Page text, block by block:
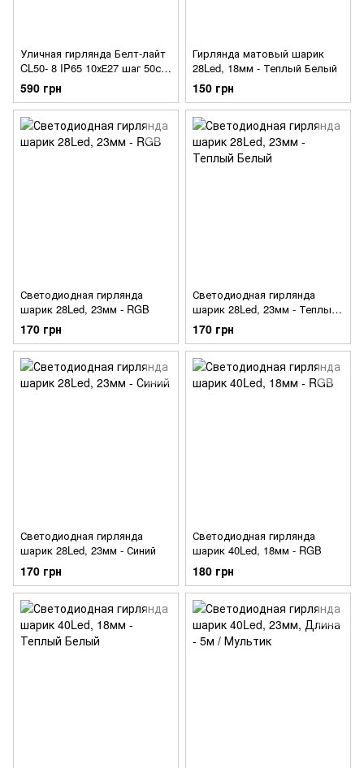
Уличная гирлянда Белт-лайт
CL50- 8 IP65 10хЕ27 шаг 50см
5м+3м шнур белый
590 грн
Гирлянда матовый шарик
28Led, 18мм - Теплый Белый
150 грн
Светодиодная гирлянда
шарик 28Led, 23мм - RGB
170 грн
Светодиодная гирлянда
шарик 28Led, 23мм - Теплый
Белый
170 грн
Светодиодная гирлянда
шарик 28Led, 23мм - Синий
170 грн
Светодиодная гирлянда
шарик 40Led, 18мм - RGB
180 грн